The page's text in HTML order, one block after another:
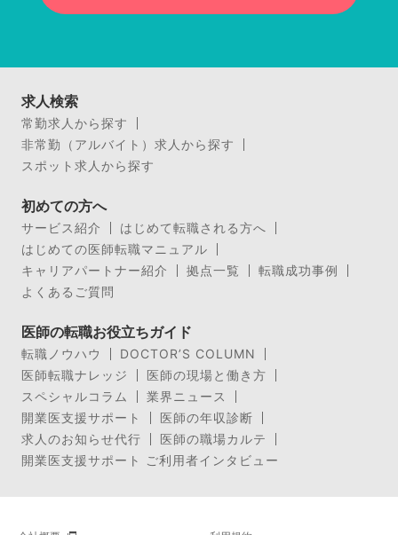
求人検索
常勤求人から探す
非常勤（アルバイト）求人から探す
スポット求人から探す
初めての方へ
サービス紹介
はじめて転職される方へ
はじめての医師転職マニュアル
キャリアパートナー紹介
拠点一覧
転職成功事例
よくあるご質問
医師の転職お役立ちガイド
転職ノウハウ
DOCTOR’S COLUMN
医師転職ナレッジ
医師の現場と働き方
スペシャルコラム
業界ニュース
開業医支援サポート
医師の年収診断
求人のお知らせ代行
医師の職場カルテ
開業医支援サポート ご利用者インタビュー